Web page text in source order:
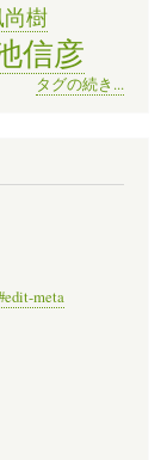
樹
信彦
タグの続き...
meta